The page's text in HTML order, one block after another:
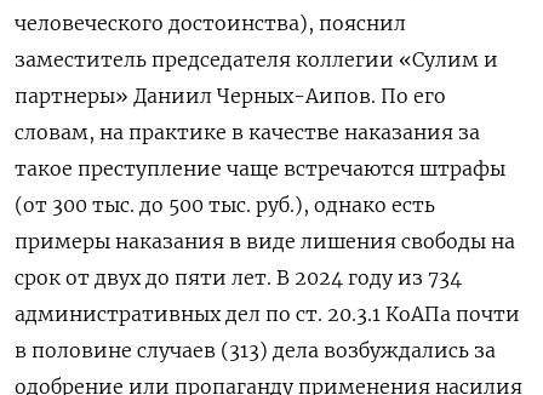
человеческого достоинства), пояснил
заместитель председателя коллегии «Сулим и
партнеры» Даниил Черных-Аипов. По его
словам, на практике в качестве наказания за
такое преступление чаще встречаются штрафы
(от 300 тыс. до 500 тыс. руб.), однако есть
примеры наказания в виде лишения свободы на
срок от двух до пяти лет. В 2024 году из 734
административных дел по ст. 20.3.1 КоАПа почти
в половине случаев (313) дела возбуждались за
одобрение или пропаганду применения насилия